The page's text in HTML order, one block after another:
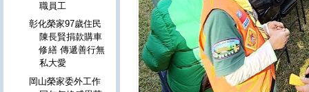
職員工
彰化榮家97歲住民
陳長賢捐款購車
修繕 傳遞善行無
私大愛
岡山榮家委外工作